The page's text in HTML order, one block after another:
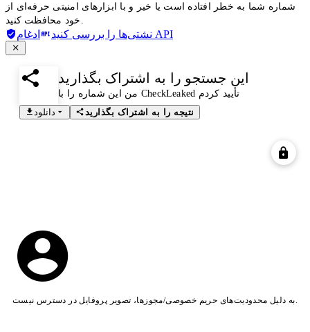
شماره شما به خطر افتاده است یا خیر و با ابزارهای امنیتی حرفه‌ای از
نشتی‌ها را بررسی کنید ادغام API
این جستجو را به اشتراک بگذارید
من این شماره را با CheckLeaked تأیید کردم
دانلود
نتیجه را به اشتراک بگذارید
به دلیل محدودیت‌های حریم خصوصی/مجوزها، تصویر پروفایل در دسترس نیست.